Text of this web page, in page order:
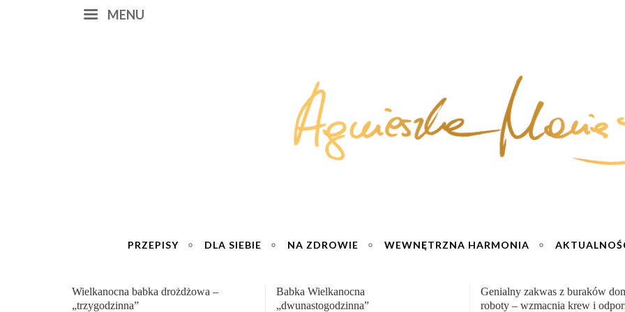
MENU
PRZEPISY DLA SIEBIE NA ZDROWIE WEWNĘTRZNA HARMONIA
Babka Wielkanocna
„dwunastogodzinna”
Genialny zakwas z buraków domowej
roboty – wzmacnia krew i odporność
„Przemiana” Podróż do siły i